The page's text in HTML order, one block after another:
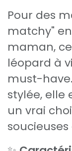
Pour des
matchy"
maman,
léopard à
must-
stylée, elle
un vrai